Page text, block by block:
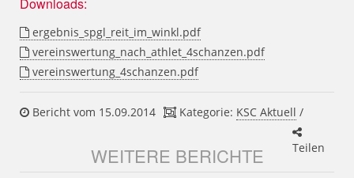
ergebnis_spgl_reit_im_winkl.pdf
vereinswertung_nach_athlet_4schanzen.pdf
vereinswertung_4schanzen.pdf
Bericht vom 15.09.2014 Kategorie: KSC Aktuell /
Teilen
WEITERE BERICHTE